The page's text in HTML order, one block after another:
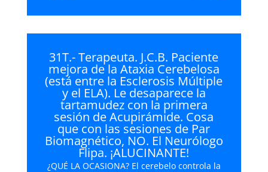
audio
31T.- Terapeuta. J.C.B. Paciente
mejora de la Ataxia Cerebelosa
(está entre la Esclerosis Múltiple
y el ELA). Le desaparece la
tartamudez con la primera
sesión de Acupirámide. Cosa
que con las sesiones de Par
Biomagnético, NO. El Neurólogo
Flipa. ¡ALUCINANTE!
¿QUÉ LA OCASIONA? El cerebelo controla la